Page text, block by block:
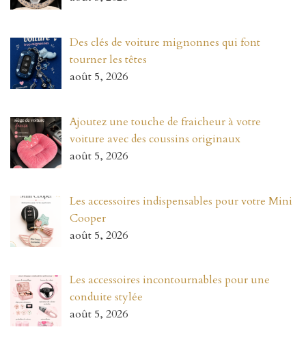
Des clés de voiture mignonnes qui font
tourner les têtes
août 5, 2026
Ajoutez une touche de fraicheur à votre
voiture avec des coussins originaux
août 5, 2026
Les accessoires indispensables pour votre Mini
Cooper
août 5, 2026
Les accessoires incontournables pour une
conduite stylée
août 5, 2026